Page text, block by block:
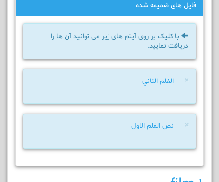
فایل های ضمیمه شده
با کلیک بر روی آیتم های زیر می توانید آن ها را
دریافت نمایید.
× الفلم الثاني
× نص الفلم الاول